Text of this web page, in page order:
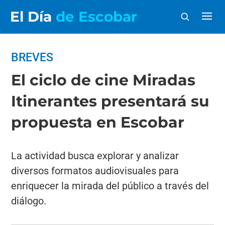
El Día de Escobar
BREVES
El ciclo de cine Miradas
Itinerantes presentará su
propuesta en Escobar
La actividad busca explorar y analizar
diversos formatos audiovisuales para
enriquecer la mirada del público a través del
diálogo.